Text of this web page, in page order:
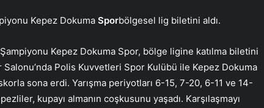
Kepez Dokuma Sporbölgesel lig biletini aldı.
Kepez Dokuma Spor, bölge ligine katılma biletini
Polis Kuvvetleri Spor Kulübü ile Kepez Dokuma
sona erdi. Yarışma periyotları 6-15, 7-20, 6-11 ve 14-
kupayı almanın coşkusunu yaşadı. Karşılaşmayı